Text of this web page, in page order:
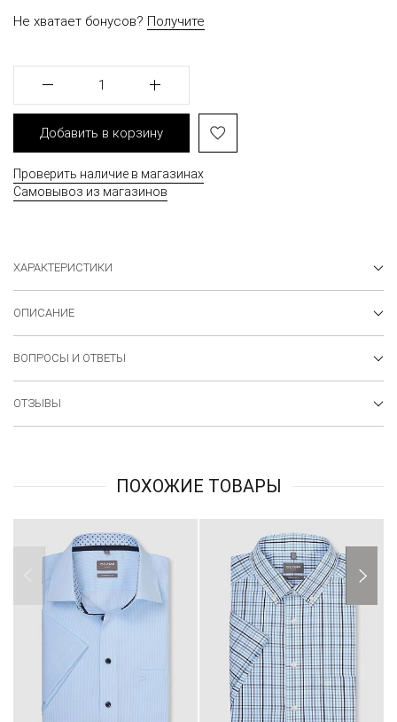
Не хватает бонусов? Получите
1
Добавить в корзину
Проверить наличие в магазинах
Самовывоз из магазинов
ХАРАКТЕРИСТИКИ
ОПИСАНИЕ
ВОПРОСЫ И ОТВЕТЫ
ОТЗЫВЫ
ПОХОЖИЕ ТОВАРЫ